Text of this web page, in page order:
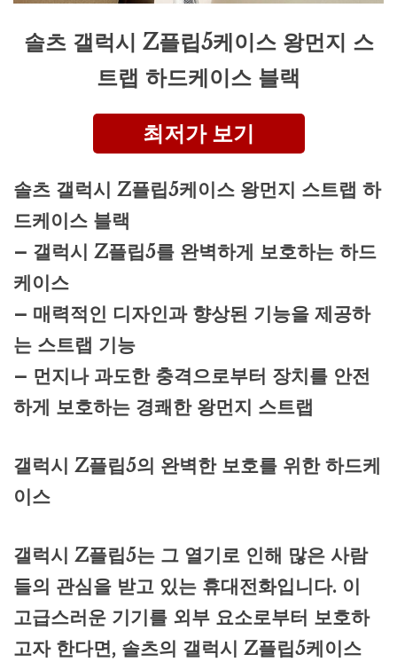
솔츠 갤럭시 Z플립5케이스 왕먼지 스
트랩 하드케이스 블랙
최저가 보기
솔츠 갤럭시 Z플립5케이스 왕먼지 스트랩 하
드케이스 블랙
– 갤럭시 Z플립5를 완벽하게 보호하는 하드
케이스
– 매력적인 디자인과 향상된 기능을 제공하
는 스트랩 기능
– 먼지나 과도한 충격으로부터 장치를 안전
하게 보호하는 경쾌한 왕먼지 스트랩
갤럭시 Z플립5의 완벽한 보호를 위한 하드케
이스
갤럭시 Z플립5는 그 열기로 인해 많은 사람
들의 관심을 받고 있는 휴대전화입니다. 이
고급스러운 기기를 외부 요소로부터 보호하
고자 한다면, 솔츠의 갤럭시 Z플립5케이스